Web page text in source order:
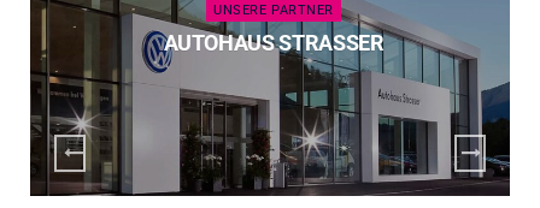
UNSERE PARTNER
AUTOHAUS STRASSER